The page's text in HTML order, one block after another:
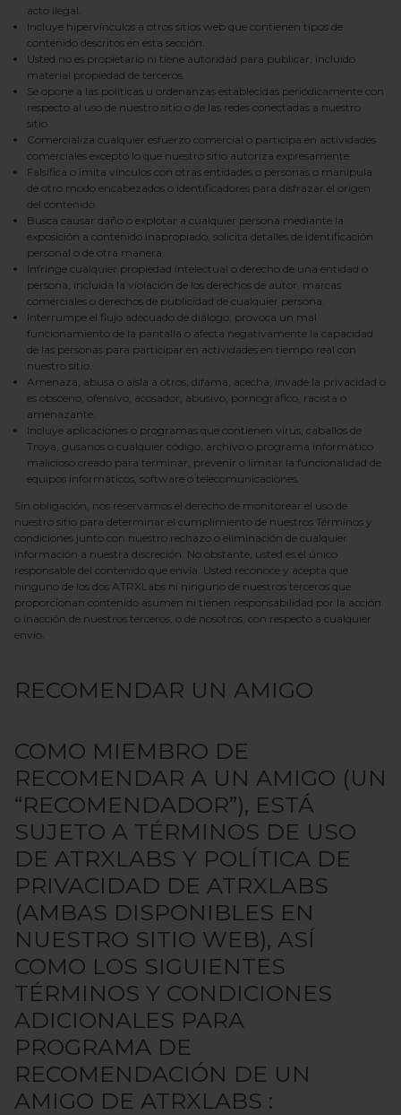
acto ilegal.
Incluye hipervínculos a otros sitios web que contienen tipos de
contenido descritos en esta sección.
Usted no es propietario ni tiene autoridad para publicar, incluido
material propiedad de terceros.
Se opone a las políticas u ordenanzas establecidas periódicamente con
respecto al uso de nuestro sitio o de las redes conectadas a nuestro
sitio.
Comercializa cualquier esfuerzo comercial o participa en actividades
comerciales excepto lo que nuestro sitio autoriza expresamente.
Falsifica o imita vínculos con otras entidades o personas o manipula
de otro modo encabezados o identificadores para disfrazar el origen
del contenido.
Busca causar daño o explotar a cualquier persona mediante la
exposición a contenido inapropiado, solicita detalles de identificación
personal o de otra manera.
Infringe cualquier propiedad intelectual o derecho de una entidad o
persona, incluida la violación de los derechos de autor, marcas
comerciales o derechos de publicidad de cualquier persona.
Interrumpe el flujo adecuado de diálogo, provoca un mal
funcionamiento de la pantalla o afecta negativamente la capacidad
de las personas para participar en actividades en tiempo real con
nuestro sitio.
Amenaza, abusa o aísla a otros, difama, acecha, invade la privacidad o
es obsceno, ofensivo, acosador, abusivo, pornográfico, racista o
amenazante.
Incluye aplicaciones o programas que contienen virus, caballos de
Troya, gusanos o cualquier código, archivo o programa informático
malicioso creado para terminar, prevenir o limitar la funcionalidad de
equipos informáticos, software o telecomunicaciones.
Sin obligación, nos reservamos el derecho de monitorear el uso de
nuestro sitio para determinar el cumplimiento de nuestros Términos y
condiciones junto con nuestro rechazo o eliminación de cualquier
información a nuestra discreción. No obstante, usted es el único
responsable del contenido que envía. Usted reconoce y acepta que
ninguno de los dos ATRXLabs ni ninguno de nuestros terceros que
proporcionan contenido asumen ni tienen responsabilidad por la acción
o inacción de nuestros terceros, o de nosotros, con respecto a cualquier
envío.
RECOMENDAR UN AMIGO
COMO MIEMBRO DE
RECOMENDAR A UN AMIGO (UN
“RECOMENDADOR”), ESTÁ
SUJETO A TÉRMINOS DE USO
DE ATRXLABS Y POLÍTICA DE
PRIVACIDAD DE ATRXLABS
(AMBAS DISPONIBLES EN
NUESTRO SITIO WEB), ASÍ
COMO LOS SIGUIENTES
TÉRMINOS Y CONDICIONES
ADICIONALES PARA
PROGRAMA DE
RECOMENDACIÓN DE UN
AMIGO DE ATRXLABS :